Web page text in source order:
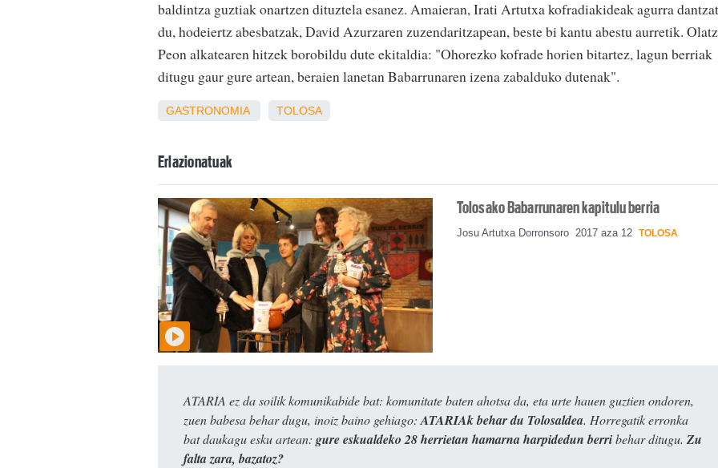
baldintza guztiak onartzen dituztela esanez. Amaieran, Irati Artutxa kofradiakideak agurra
du, hodeiertz abesbatzak, David Azurzaren zuzendaritzapean, beste bi kantu abestu aurretik. Olatz
Peon alkatearen hitzek borobildu dute ekitaldia: "Ohorezko kofrade horien bitartez, lagun berriak
ditugu gaur gure artean, beraien lanetan Babarrunaren izena zabalduko dutenak".
GASTRONOMIA TOLOSA
Erlazionatuak
Tolosako Babarrunaren kapitulu berria
Josu Artutxa Dorronsoro 2017 aza 12 TOLOSA
ATARIA ez da soilik komunikabide bat: komunitate baten ahotsa da, eta urte hauen guztien ondoren,
zuen babesa behar dugu, inoiz baino gehiago: ATARIAk behar du Tolosaldea. Horregatik erronka
bat daukagu esku artean: gure eskualdeko 28 herrietan hamarna harpidedun berribehar ditugu. Zu
falta zara, bazatoz?